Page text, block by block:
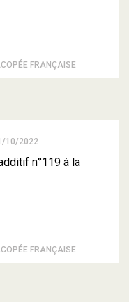
FRANÇAISE
10/2022
n°119 à la
FRANÇAISE